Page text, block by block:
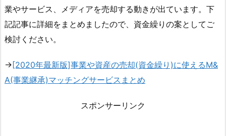
業やサービス、メディアを売却する動きが出ています。下
記記事に詳細をまとめましたので、資金繰りの案としてご
検討ください。
→[2020年最新版]事業や資産の売却(資金繰り)に使えるM&
A(事業継承)マッチングサービスまとめ
スポンサーリンク